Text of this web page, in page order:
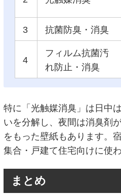
3 抗菌防臭・消臭
4
フィルム抗菌汚
れ防止・消臭
特に「光触媒消臭」は日中
いを分解し、夜間は消臭剤
をもった壁紙もあります。
集合・戸建て住宅向けに使
まとめ